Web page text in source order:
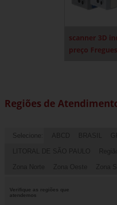
scanner 3D
preço
Regiões de
Selecione: ABCD BRASIL
LITORAL DE SÃO PAULO
Zona Norte Zona Oeste Zona
Verifique as regiões que
atendemos